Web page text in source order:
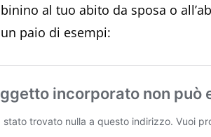
al tuo abito da sposa o
paio di esempi: